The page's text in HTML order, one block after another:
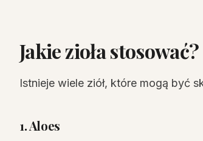
Jakie zioła stosować?
Istnieje wiele ziół, które mogą być
1. Aloes